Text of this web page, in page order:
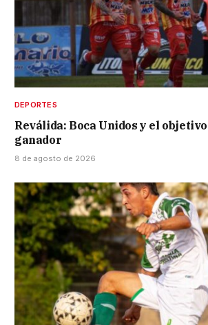
DEPORTES
Reválida: Boca Unidos y el
ganador
8 de agosto de 2026